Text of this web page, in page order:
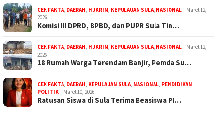
CEK FAKTA, DAERAH, HUKRIM, KEPULAUAN SULA, NASIONAL
Maret 12,
2026
Komisi III DPRD, BPBD, dan PUPR Sula Tin…
CEK FAKTA, DAERAH, HUKRIM, KEPULAUAN SULA, NASIONAL
Maret 12,
2026
18 Rumah Warga Terendam Banjir, Pemda Su…
CEK FAKTA, DAERAH, KEPULAUAN SULA, NASIONAL, PENDIDIKAN,
POLITIK
Maret 10, 2026
Ratusan Siswa di Sula Terima Beasiswa PI…